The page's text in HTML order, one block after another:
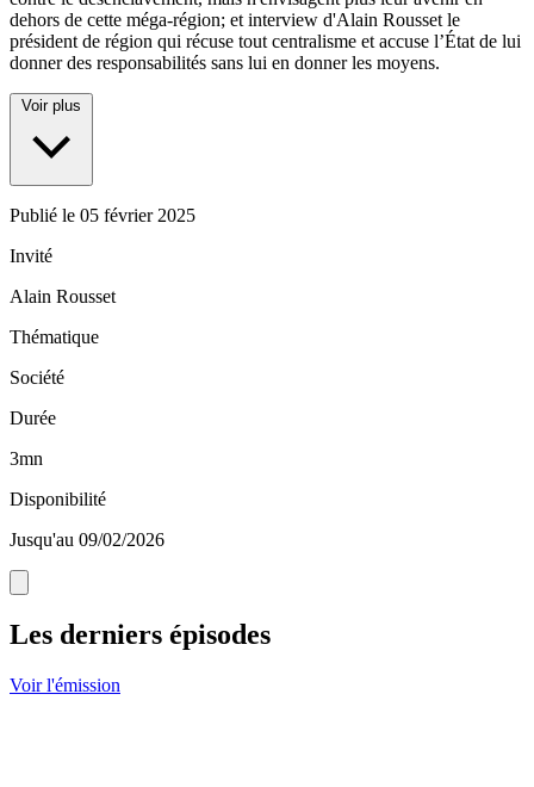
dehors de cette méga-région; et interview d'Alain Rousset le
président de région qui récuse tout centralisme et accuse l’État de lui
donner des responsabilités sans lui en donner les moyens.
Voir plus
Publié le 05 février 2025
Invité
Alain Rousset
Thématique
Société
Durée
3mn
Disponibilité
Jusqu'au 09/02/2026
Les derniers épisodes
Voir l'émission